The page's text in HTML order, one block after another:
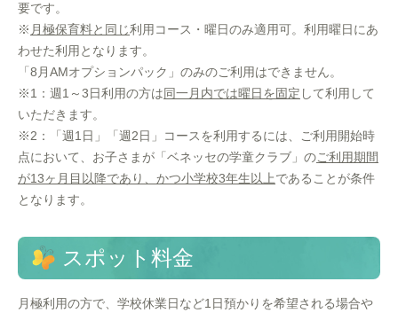
要です。
※ 月極保育料と同じ利用コース・曜日のみ適用可。利用曜日にあ
わせた利用となります。
「8月AMオプションパック」のみのご利用はできません。
※1：週1～3日利用の方は同一月内では曜日を固定 して利用して
いただきます。
※2：「週1日」「週2日」コースを利用するには、ご利用開始時
点において、お子さまが「ベネッセの学童クラブ」のご利用期間
が13ヶ月目以降であり、かつ小学校3年生以上であることが条件
となります。
スポット料金
月極利用の方で、学校休業日など1日預かりを希望される場合や